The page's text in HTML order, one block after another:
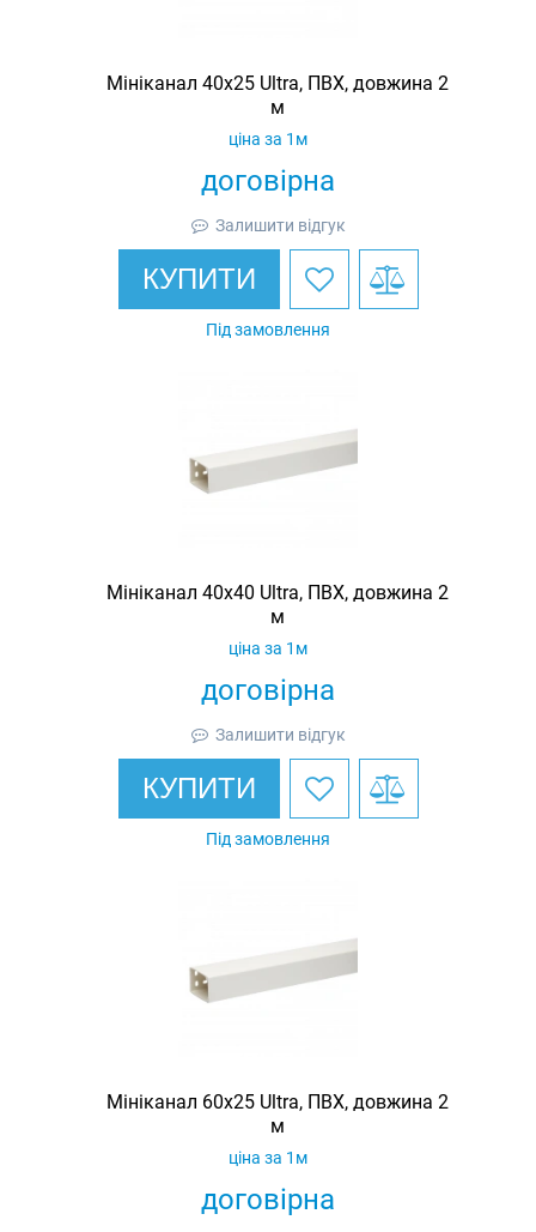
Мініканал 40х25 Ultra, ПВХ, довжина 2
м
договірна
ціна за 1м
Залишити відгук
КУПИТИ
Під замовлення
Мініканал 40х40 Ultra, ПВХ, довжина 2
м
договірна
ціна за 1м
Залишити відгук
КУПИТИ
Під замовлення
Мініканал 60х25 Ultra, ПВХ, довжина 2
м
договірна
ціна за 1м